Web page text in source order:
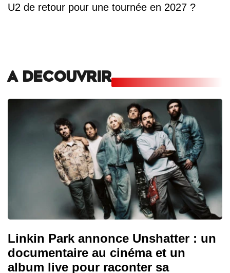
U2 de retour pour une tournée en 2027 ?
A DECOUVRIR
Linkin Park annonce Unshatter : un
documentaire au cinéma et un
album live pour raconter sa